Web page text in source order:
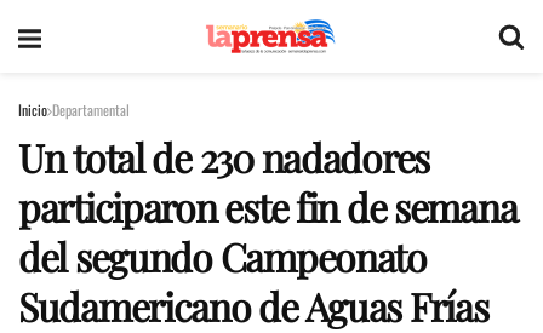
Inicio Departamental
Un total de 230 nadadores
participaron este fin de semana
del segundo Campeonato
Sudamericano de Aguas Frías